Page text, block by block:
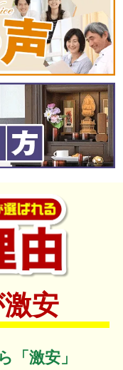
安
「激安」